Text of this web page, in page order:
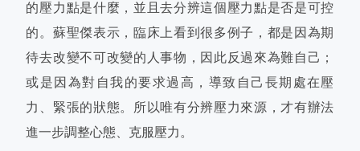
的壓力點是什麼，並且去分辨這個壓力點是否是可控
的。蘇聖傑表示，臨床上看到很多例子，都是因為期
待去改變不可改變的人事物，因此反過來為難自己；
或是因為對自我的要求過高，導致自己長期處在壓
力、緊張的狀態。所以唯有分辨壓力來源，才有辦法
進一步調整心態、克服壓力。